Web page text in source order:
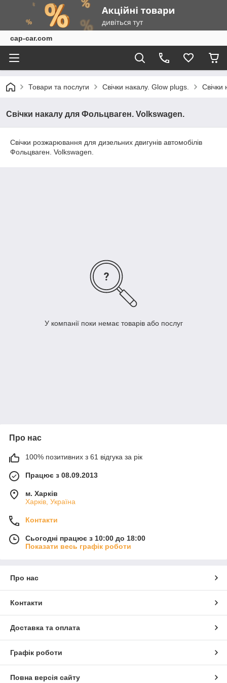
cap-car.com
Товари та послуги Свічки накалу. Glow plugs.
Свічки накалу для Фольцваген. Volkswagen.
Свічки розжарювання для дизельних двигунів автомобілів
Фольцваген. Volkswagen.
У компанії поки немає товарів або послуг
Про нас
100% позитивних з 61 відгука за рік
Працює з 08.09.2013
м. Харків
Харків, Україна
Контакти
Сьогодні працює з 10:00 до 18:00
Показати весь графік роботи
Про нас
Контакти
Доставка та оплата
Графік роботи
Повна версія сайту